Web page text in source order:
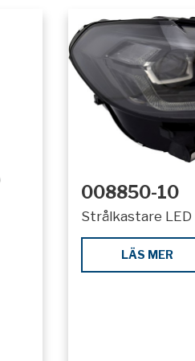
008850-10
Strålkastare LED
LÄS MER